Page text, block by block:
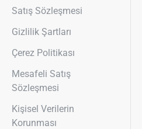
Satış Sözleşmesi
Gizlilik Şartları
Çerez Politikası
Mesafeli Satış
Sözleşmesi
Kişisel Verilerin
Korunması